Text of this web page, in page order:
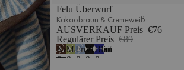
Felu Überwurf
Kakaobraun & Cremeweiß
AUSVERKAUF Preis €76
Regulärer Preis €89
Kakaobraun
&
Matchagrün
&
Frostblau
&
Vulkanschwarz
&
Blaubeermousse
&
7